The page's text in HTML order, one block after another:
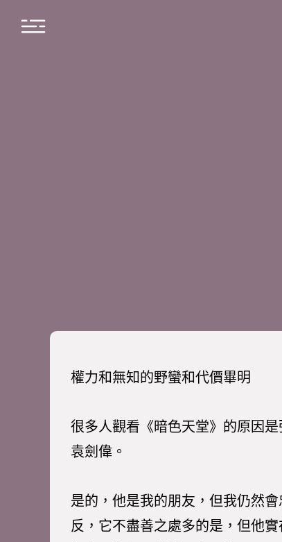
權力和無知的野蠻和代價畢明
很多人觀看《暗色天堂》的原因
袁劍偉。
是的，他是我的朋友，但我仍然
反，它不盡善之處多的是，但他